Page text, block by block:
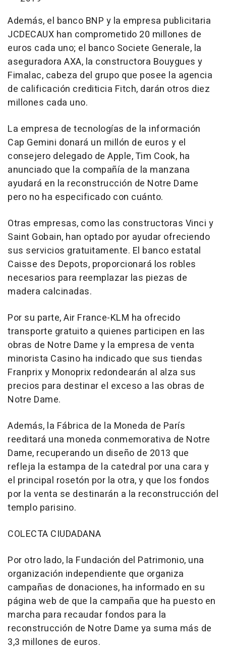
Además, el banco BNP y la empresa publicitaria
JCDECAUX han comprometido 20 millones de
euros cada uno; el banco Societe Generale, la
aseguradora AXA, la constructora Bouygues y
Fimalac, cabeza del grupo que posee la agencia
de calificación crediticia Fitch, darán otros diez
millones cada uno.
La empresa de tecnologías de la información
Cap Gemini donará un millón de euros y el
consejero delegado de Apple, Tim Cook, ha
anunciado que la compañía de la manzana
ayudará en la reconstrucción de Notre Dame
pero no ha especificado con cuánto.
Otras empresas, como las constructoras Vinci y
Saint Gobain, han optado por ayudar ofreciendo
sus servicios gratuitamente. El banco estatal
Caisse des Depots, proporcionará los robles
necesarios para reemplazar las piezas de
madera calcinadas.
Por su parte, Air France-KLM ha ofrecido
transporte gratuito a quienes participen en las
obras de Notre Dame y la empresa de venta
minorista Casino ha indicado que sus tiendas
Franprix y Monoprix redondearán al alza sus
precios para destinar el exceso a las obras de
Notre Dame.
Además, la Fábrica de la Moneda de París
reeditará una moneda conmemorativa de Notre
Dame, recuperando un diseño de 2013 que
refleja la estampa de la catedral por una cara y
el principal rosetón por la otra, y que los fondos
por la venta se destinarán a la reconstrucción del
templo parisino.
COLECTA CIUDADANA
Por otro lado, la Fundación del Patrimonio, una
organización independiente que organiza
campañas de donaciones, ha informado en su
página web de que la campaña que ha puesto en
marcha para recaudar fondos para la
reconstrucción de Notre Dame ya suma más de
3,3 millones de euros.